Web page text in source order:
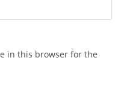
in this browser for the